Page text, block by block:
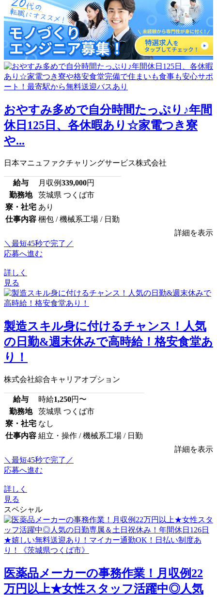
おやすみ多めで自分時間たっぷり♪年間
休日125日、各休暇あり☆家電つき寮
や...
日本マニュファクチャリングサービス株式会社
給与 月収例339,000円
勤務地
茨城県 つくば市
寮・社宅 あり
仕事内容 梱包 / 機械系工場 / 日勤
詳細を表示
＼最短45秒で完了／
応募へ進む
詳しく
見る
製造スキル身に付けるチャンス！人気
の日勤&週末休みで高時給！格安食堂あ
り！
株式会社綜合キャリアオプション
給与 時給1,250円〜
勤務地
茨城県 つくば市
寮・社宅 なし
仕事内容 組立・操作 / 機械系工場 / 日勤
詳細を表示
＼最短45秒で完了／
応募へ進む
詳しく
見る
スペシャル
医薬品メーカーの事務作業！月収例22
万円以上★女性スタッフ活躍中◎人気